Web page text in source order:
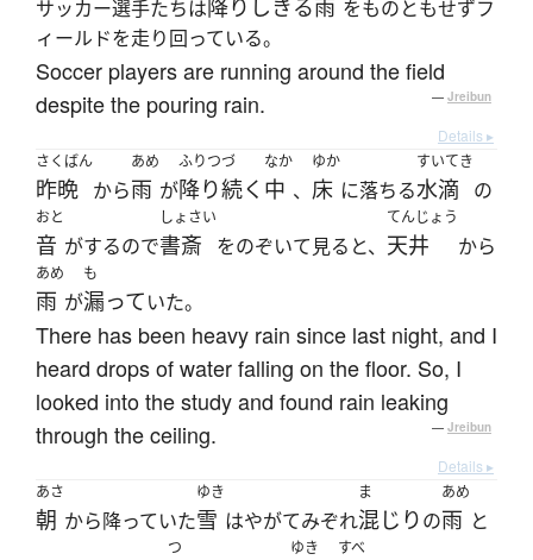
サッカー選手たちは降りしきる雨 をものともせずフ
ィールドを走り回っている。
Soccer players are running around the field
despite the pouring rain.
— Jreibun
Details ▸
さくばん
昨晩 から
あめ
雨 が
ふりつづ
降り続く
なか
中 、
ゆか
床 に落ちる
すいてき
水滴 の
おと
音 がするので
しょさい
書斎 をのぞいて見ると、
てんじょう
天井 から
あめ
雨 が
も
漏っていた。
There has been heavy rain since last night, and I
heard drops of water falling on the floor. So, I
looked into the study and found rain leaking
through the ceiling.
— Jreibun
Details ▸
あさ
朝 から降っていた
ゆき
雪 はやがてみぞれ
ま
混じりの
あめ
雨 と
つ ゆき すべ